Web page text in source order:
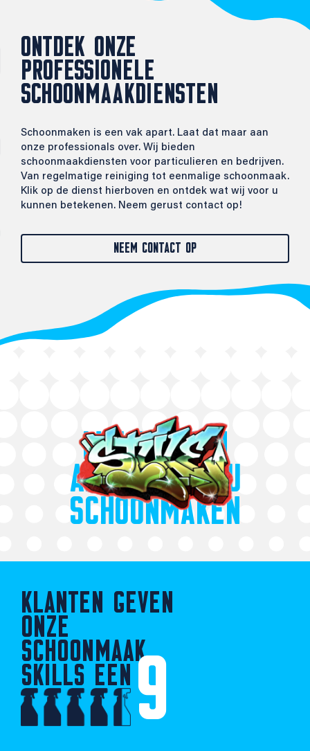
ONTDEK ONZE
PROFESSIONELE
SCHOONMAAKDIENSTEN
Schoonmaken is een vak apart. Laat dat maar aan
onze professionals over. Wij bieden
schoonmaakdiensten voor particulieren en bedrijven.
Van regelmatige reiniging tot eenmalige schoonmaak.
Klik op de dienst hierboven en ontdek wat wij voor u
kunnen betekenen. Neem gerust contact op!
NEEM CONTACT OP
WIJ KUNNEN
ALLES VOOR U
SCHOONMAKEN
KLANTEN GEVEN
ONZE
SCHOONMAAK
SKILLS EEN 9